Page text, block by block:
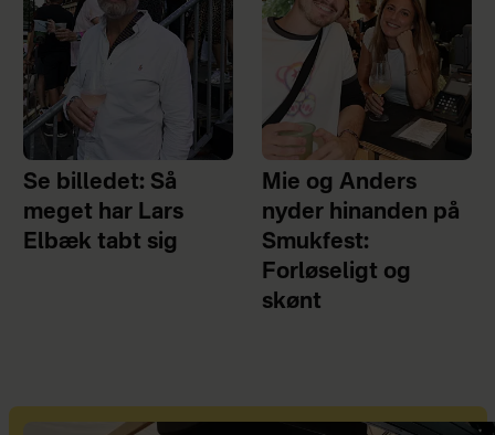
Se billedet: Så
meget har Lars
Elbæk tabt sig
Mie og Anders
nyder hinanden på
Smukfest:
Forløseligt og
skønt